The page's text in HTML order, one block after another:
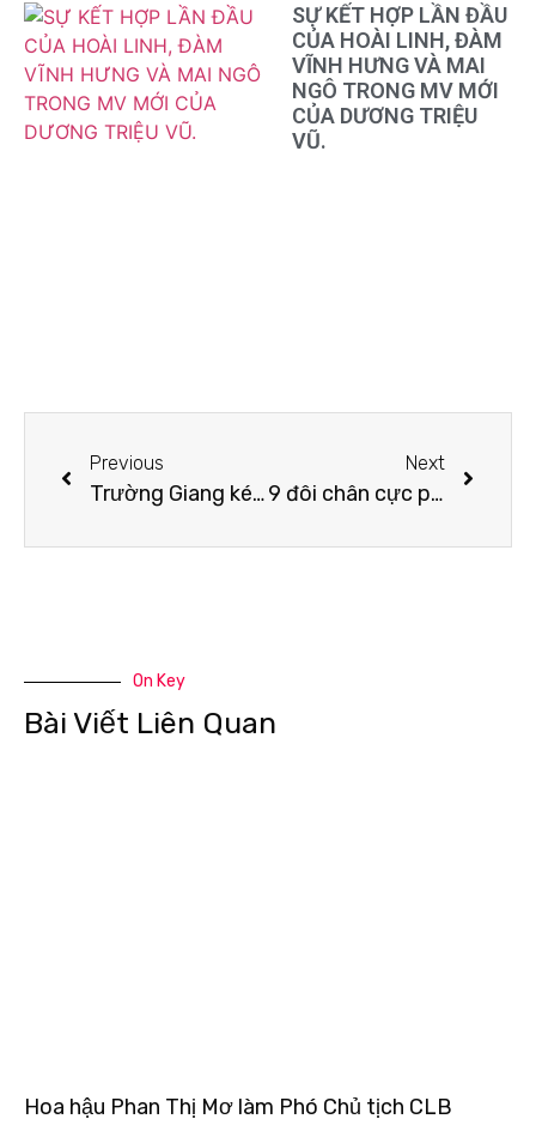
SỰ KẾT HỢP LẦN ĐẦU
CỦA HOÀI LINH, ĐÀM
VĨNH HƯNG VÀ MAI
NGÔ TRONG MV MỚI
CỦA DƯƠNG TRIỆU
VŨ.
Previous
Trường Giang kém duyên khi liên tục nhắc chuyện tan vỡ 8 năm của Khổng Tú Quỳnh và Ngô Kiến Huy
Next
9 đôi chân cực phẩm của dàn mỹ nhân Cbiz cao trên 1m70: Thẳng và dài khó tin, Đường Yên đặc biệt nổi trội
On Key
Bài Viết Liên Quan
Hoa hậu Phan Thị Mơ làm Phó Chủ tịch CLB